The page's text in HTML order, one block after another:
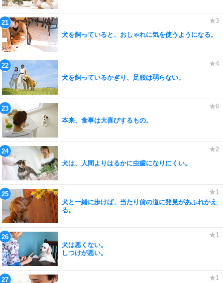
犬を飼っていると、おしゃれに気を使うようになる。
犬を飼っているかぎり、足腰は弱らない。
本来、食事は大喜びするもの。
犬は、人間よりはるかに虫歯になりにくい。
犬と一緒に歩けば、当たり前の道に発見があふれかえ
る。
犬は悪くない。
しつけが悪い。